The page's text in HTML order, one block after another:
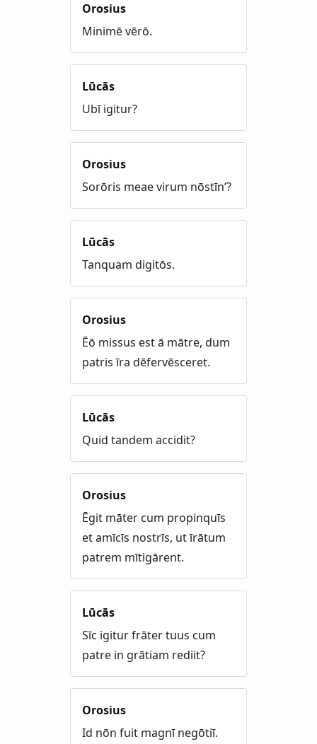
Orosius
Minimē vērō.
Lūcās
Ubī igitur?
Orosius
Sorōris meae virum nōstīn’?
Lūcās
Tanquam digitōs.
Orosius
Ēō missus est ā mātre, dum
patris īra dēfervēsceret.
Lūcās
Quid tandem accidit?
Orosius
Ēgit māter cum propinquīs
et amīcīs nostrīs, ut īrātum
patrem mītigārent.
Lūcās
Sīc igitur frāter tuus cum
patre in grātiam rediit?
Orosius
Id nōn fuit magnī negōtiī.